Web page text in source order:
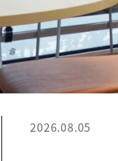
2026.08.05